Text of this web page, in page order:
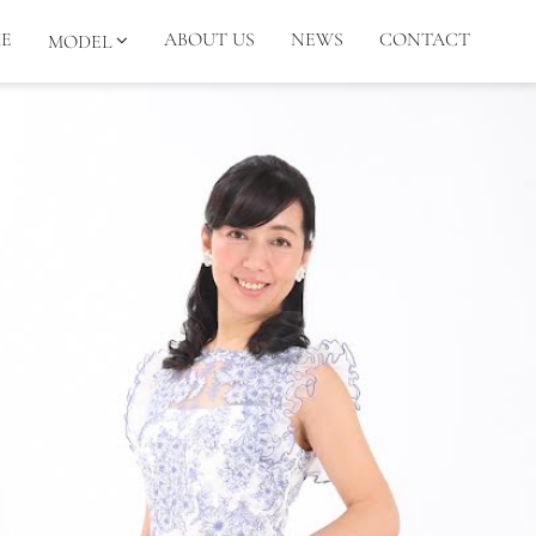
MODEL ABOUT US NEWS CONTACT